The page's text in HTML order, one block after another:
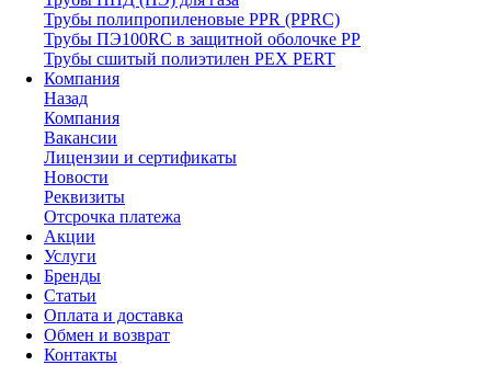
Трубы полипропиленовые PPR (PPRC)
Трубы ПЭ100RC в защитной оболочке PP
Трубы сшитый полиэтилен PEX PERT
Компания
Назад
Компания
Вакансии
Лицензии и сертификаты
Новости
Реквизиты
Отсрочка платежа
Акции
Услуги
Бренды
Статьи
Оплата и доставка
Обмен и возврат
Контакты